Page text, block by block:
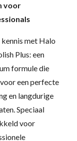
voor
met Halo
Plus: een
formule die
een perfecte
en langdurige
Speciaal
voor